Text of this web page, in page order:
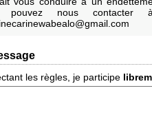
pouvez nous contacter
les règles, je participe